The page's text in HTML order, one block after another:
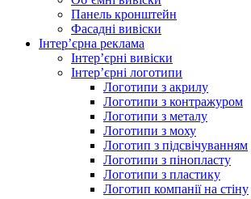
Панель кронштейн
Фасадні вивіски
Інтер’єрна реклама
Інтер’єрні вивіски
Інтер’єрні логотипи
Логотипи з акрилу
Логотипи з контражуром
Логотипи з металу
Логотипи з моху
Логотип з підсвічуванням
Логотипи з пінопласту
Логотипи з пластику
Логотип компанії на стіну